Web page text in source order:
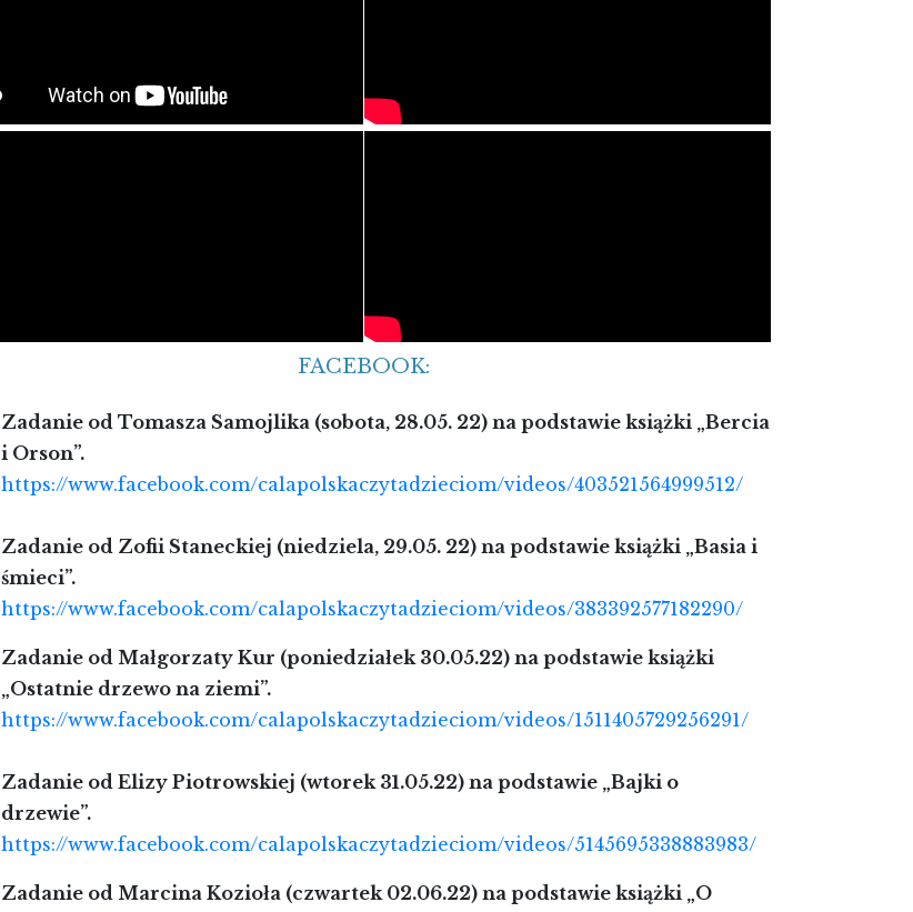
FACEBOOK:
Zadanie od Tomasza Samojlika (sobota, 28.05. 22) na podstawie książki „Bercia
i Orson”.
https://www.facebook.com/calapolskaczytadzieciom/videos/403521564999512/
Zadanie od Zofii Staneckiej (niedziela, 29.05. 22) na podstawie książki „Basia i
śmieci”.
https://www.facebook.com/calapolskaczytadzieciom/videos/383392577182290/
Zadanie od Małgorzaty Kur (poniedziałek 30.05.22) na podstawie książki
„Ostatnie drzewo na ziemi”.
https://www.facebook.com/calapolskaczytadzieciom/videos/1511405729256291/
Zadanie od Elizy Piotrowskiej (wtorek 31.05.22) na podstawie „Bajki o
drzewie”.
https://www.facebook.com/calapolskaczytadzieciom/videos/5145695338883983/
Zadanie od Marcina Kozioła (czwartek 02.06.22) na podstawie książki „O